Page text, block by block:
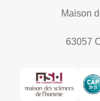
Maison
63057